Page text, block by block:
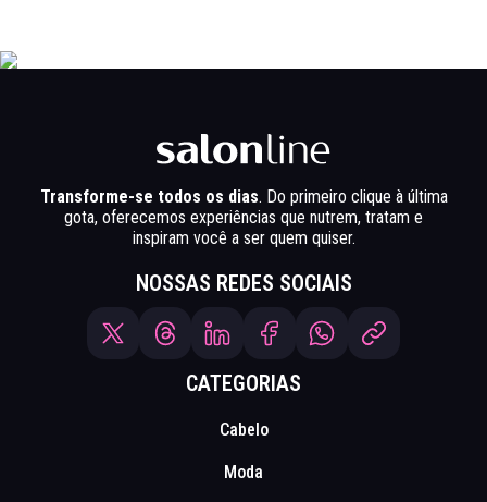
Transforme-se todos os dias. Do primeiro clique à última
gota, oferecemos experiências que nutrem, tratam e
inspiram você a ser quem quiser.
NOSSAS REDES SOCIAIS
CATEGORIAS
Cabelo
Moda